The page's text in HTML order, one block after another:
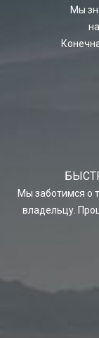
Мы
Мы заботимся о
владельцу.